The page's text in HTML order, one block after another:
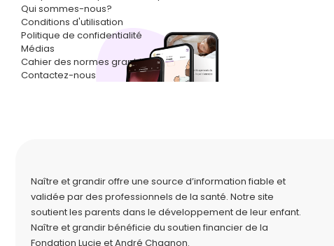
Qui sommes-nous?
Conditions d'utilisation
Politique de confidentialité
Médias
Cahier des normes graphiques
Contactez-nous
Naître et grandir offre une source d’information fiable et
validée par des professionnels de la santé. Notre site
soutient les parents dans le développement de leur enfant.
Naître et grandir bénéficie du soutien financier de la
Fondation Lucie et André Chagnon.